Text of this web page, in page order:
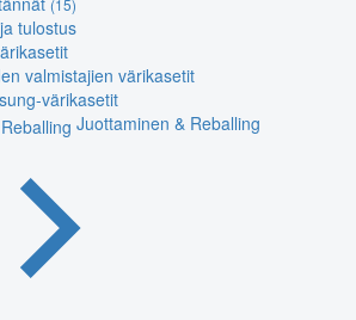
(15)
tulostus
valmistajien värikasetit
värikasetit
Juottaminen & Reballing